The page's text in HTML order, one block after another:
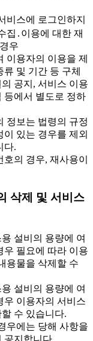
비스에 로그인하지
집․이용에 대한 재
우
용자의 이용을 제
및 기간 등 구체
공지, 서비스 이용
등에서 별도로 정하
정보는 법령의 규정
있는 경우를 제외
다.
의 경우, 재사용이
삭제 및 서비스
설비의 용량에 여
우 필요에 따라 이용
용물을 삭제할 수
설비의 용량에 여
우 이용자의 서비스
수 있습니다.
우에는 당해 사항을
공지합니다.